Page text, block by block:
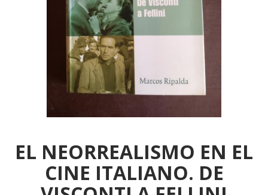
EL NEORREALISMO EN EL
CINE ITALIANO. DE